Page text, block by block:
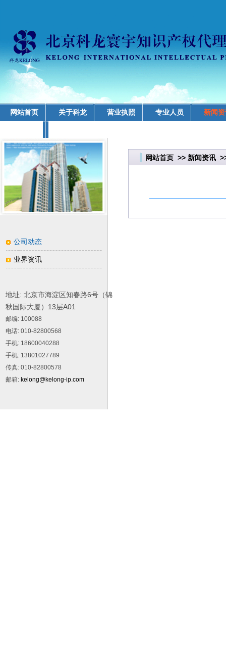
网站首页 关于科龙 营业执照 专业人员 新闻
公司动态
业界资讯
地址: 北京市海淀区知春路6号（锦
秋国际大厦）13层A01
邮编: 100088
电话: 010-82800568
手机: 18600040288
手机: 13801027789
传真: 010-82800578
邮箱: kelong@kelong-ip.com
网站首页 >> 新闻资讯